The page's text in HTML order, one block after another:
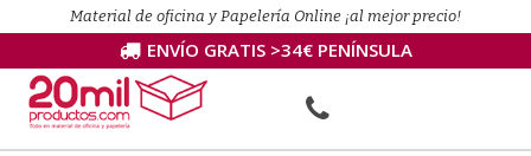
Material de oficina y Papelería Online ¡al mejor precio!
ENVÍO GRATIS >34€ PENÍNSULA